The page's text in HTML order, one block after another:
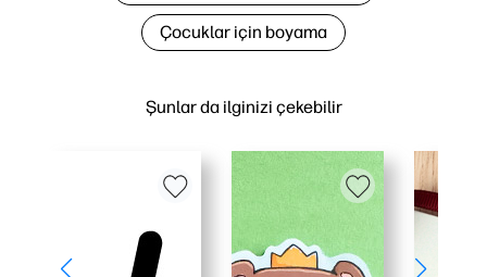
Şunlar da ilginizi çekebilir
Çocuklar için boyama